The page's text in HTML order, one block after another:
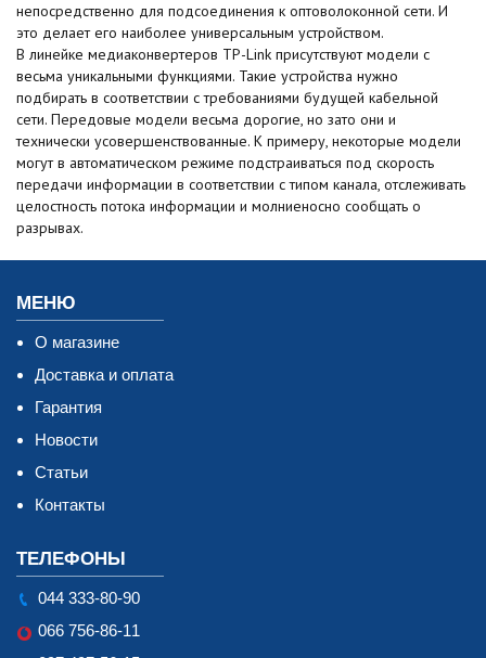
непосредственно для подсоединения к оптоволоконной сети. И
это делает его наиболее универсальным устройством.
В линейке медиаконвертеров TP-Link присутствуют модели с
весьма уникальными функциями. Такие устройства нужно
подбирать в соответствии с требованиями будущей кабельной
сети. Передовые модели весьма дорогие, но зато они и
технически усовершенствованные. К примеру, некоторые модели
могут в автоматическом режиме подстраиваться под скорость
передачи информации в соответствии с типом канала, отслеживать
целостность потока информации и молниеносно сообщать о
разрывах.
МЕНЮ
О магазине
Доставка и оплата
Гарантия
Новости
Статьи
Контакты
ТЕЛЕФОНЫ
044 333-80-90
066 756-86-11